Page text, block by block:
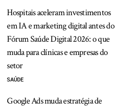
Hospitais aceleram investimentos
em IA e marketing digital antes do
Fórum Saúde Digital 2026: o que
muda para clínicas e empresas do
setor
SAÚDE
Google Ads muda estratégia de